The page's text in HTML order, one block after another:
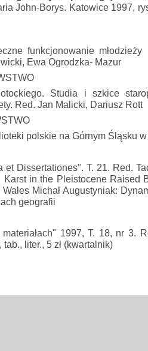
John-Borys. Katowice 1997,
funkcjonowanie
Ewa Ogrodzka- Mazur
Studia i szkice
Red. Jan Malicki, Dariusz Rott
polskie na Górnym Śląsku
et Dissertationes". T. 21. Red.
Karst in the Pleistocene Raised
Michał Augustyniak:
geografii
1997, T. 18, nr 3.
liter., 5 zł (kwartalnik)